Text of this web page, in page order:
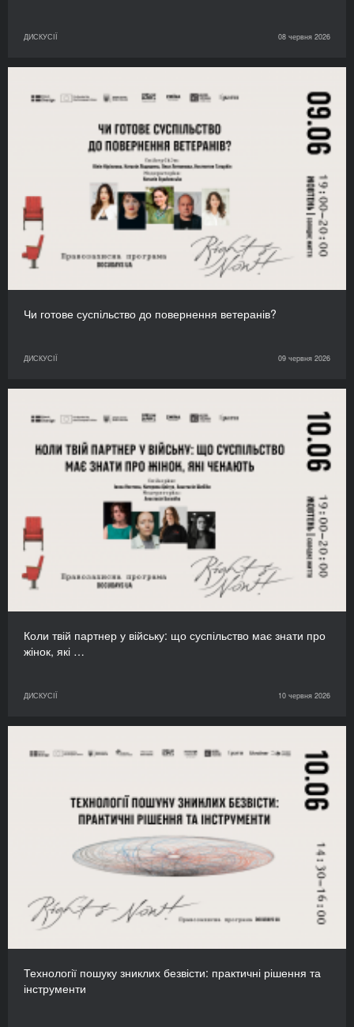
ДИСКУСІЇ 08 червня 2026
Чи готове суспільство до повернення ветеранів?
ДИСКУСІЇ 09 червня 2026
Коли твій партнер у війську: що суспільство має знати про
жінок, які …
ДИСКУСІЇ 10 червня 2026
Технології пошуку зниклих безвісти: практичні рішення та
інструменти